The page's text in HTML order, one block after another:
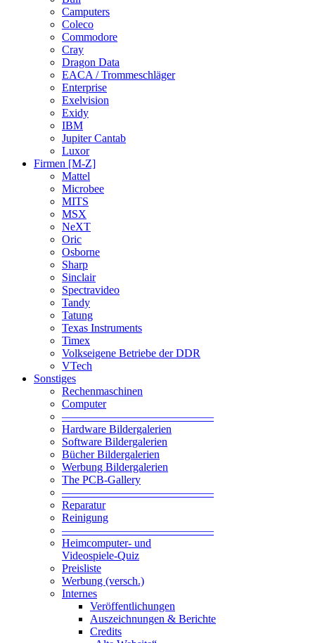
Camputers
Coleco
Commodore
Cray
Dragon Data
EACA / Trommeschläger
Enterprise
Exelvision
Exidy
IBM
Jupiter Cantab
Luxor
Firmen [M-Z]
Mattel
Microbee
MITS
MSX
NeXT
Oric
Osborne
Sharp
Sinclair
Spectravideo
Tandy
Tatung
Texas Instruments
Timex
Volkseigene Betriebe der DDR
VTech
Sonstiges
Rechenmaschinen
Computer
—————————————–
Hardware Bildergalerien
Software Bildergalerien
Bücher Bildergalerien
Werbung Bildergalerien
The PCB-Gallery
—————————————–
Reparatur
Reinigung
—————————————–
Heimcomputer- und
Videospiele-Quiz
Preisliste
Werbung (versch.)
Internes
Veröffentlichungen
Auszeichnungen & Berichte
Credits